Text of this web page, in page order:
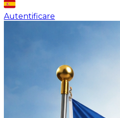
Autentificare